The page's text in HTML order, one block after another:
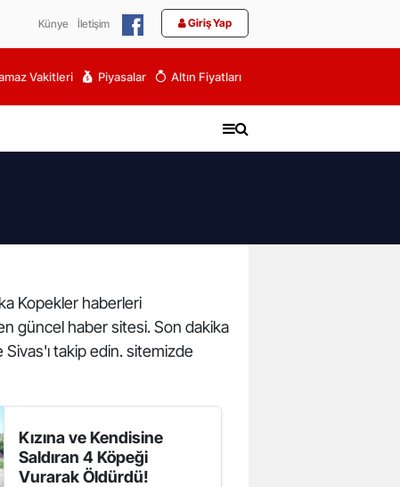
Künye İletişim Giriş Yap
Vakitleri Piyasalar Altın Fiyatları
Kopekler haberleri
güncel haber sitesi. Son dakika
takip edin. sitemizde
Kızına ve Kendisine
Saldıran 4 Köpeği
Vurarak Öldürdü!